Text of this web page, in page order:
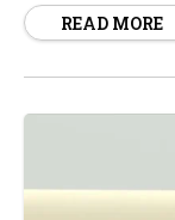
partidoREAD MORE